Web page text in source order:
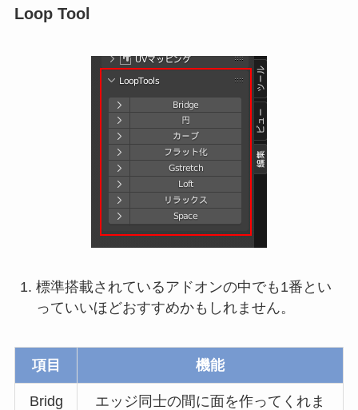
Loop Tool
標準搭載されているアドオンの中でも1番とい
っていいほどおすすめかもしれません。
項目 機能
Bridg
エッジ同士の間に面を作ってくれま